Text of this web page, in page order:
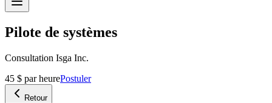
Pilote de systèmes
Consultation Isga Inc.
45 $ par heurePostuler
Retour